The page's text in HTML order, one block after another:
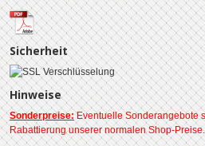
Sicherheit
Hinweise
Sonderpreise: Eventuelle Sonderangebote
Rabattierung unserer normalen Shop-Preise.